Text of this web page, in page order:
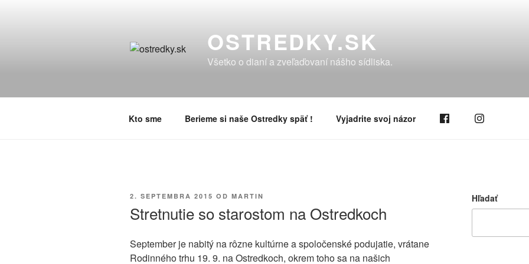
OSTREDKY.SK
Všetko o dianí a zveľaďovaní nášho sídliska.
Kto sme Berieme si naše Ostredky späť ! Vyjadrite svoj názor
PUBLIKOVANÉ
2. SEPTEMBRA 2015 OD MARTIN
Stretnutie so starostom na Ostredkoch
September je nabitý na rôzne kultúrne a spoločenské podujatie, vrátane
Rodinného trhu 19. 9. na Ostredkoch, okrem toho sa na našich
Hľadať